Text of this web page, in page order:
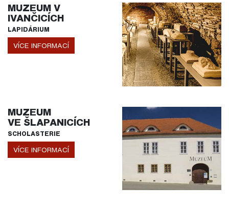
MUZEUM V
IVANČICÍCH
LAPIDÁRIUM
VÍCE INFORMACÍ
MUZEUM
VE ŠLAPANICÍCH
SCHOLASTERIE
VÍCE INFORMACÍ